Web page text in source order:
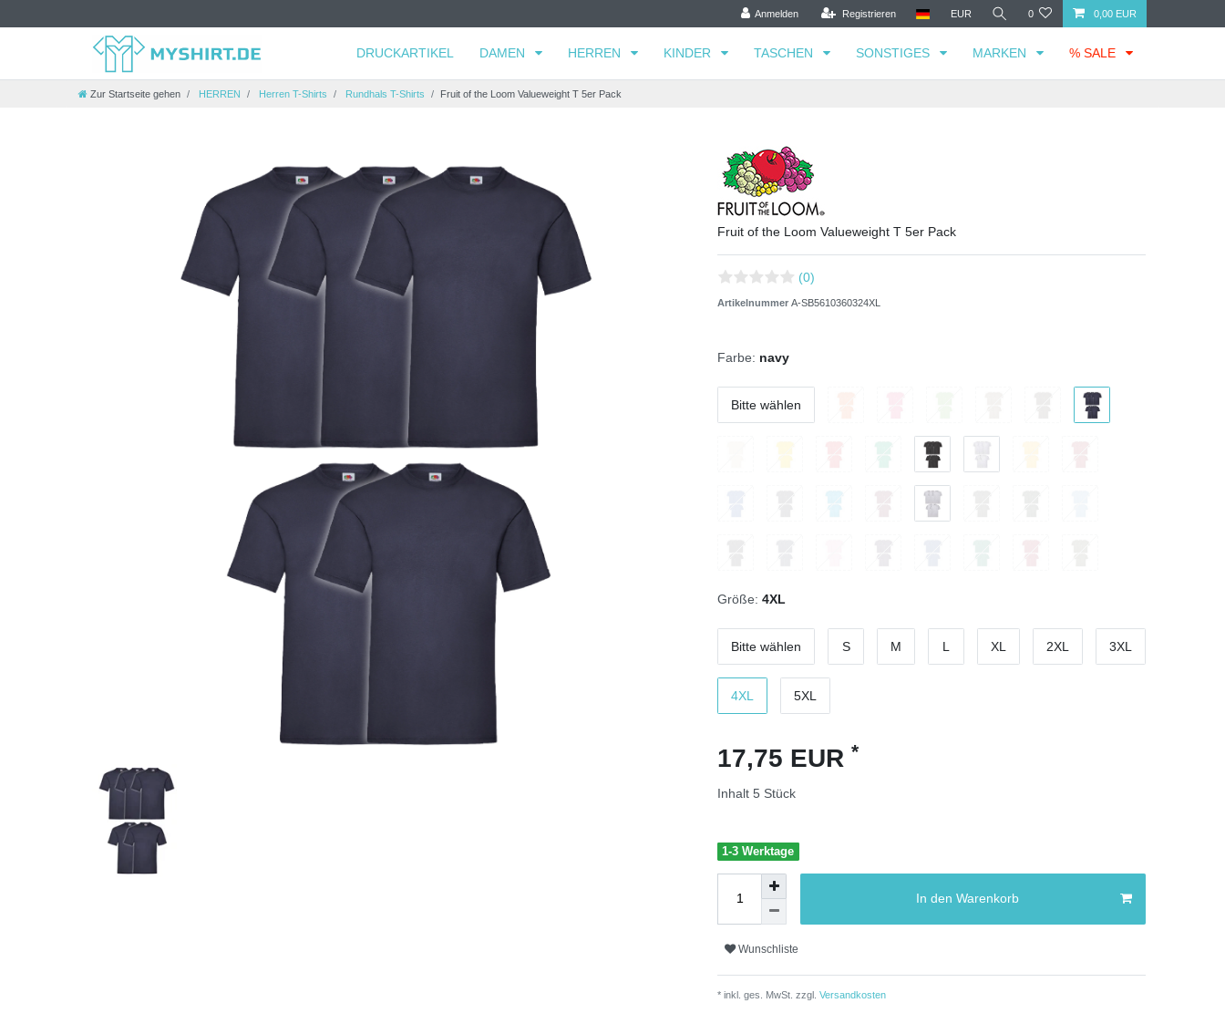
Anmelden Registrieren EUR 0 0,00 EUR
DRUCKARTIKEL DAMEN HERREN KINDER TASCHEN SONSTIGES MARKEN % SALE
Zur Startseite gehen HERREN Herren T-Shirts Rundhals T-Shirts Fruit of the Loom Valueweight T 5er Pack
Fruit of the Loom Valueweight T 5er Pack
(0)
Artikelnummer A-SB5610360324XL
Farbe: navy
Bitte wählen
Größe: 4XL
Bitte wählen S M L XL 2XL 3XL
4XL 5XL
17,75 EUR *
Inhalt 5 Stück
1-3 Werktage
In den Warenkorb
Wunschliste
* inkl. ges. MwSt. zzgl. Versandkosten